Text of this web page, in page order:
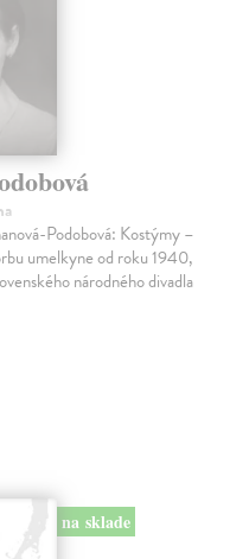
Podobová: Kostýmy –
umelkyne od roku 1940,
národného divadla
na sklade